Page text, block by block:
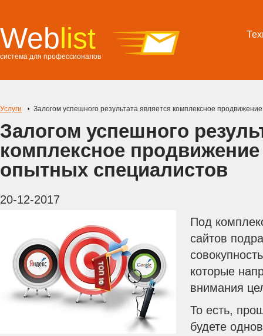
Weblist
система для профессионалов
Услуги Залогом успешного результата является комплексное
Залогом успешного
комплексное продвижение
опытных специалистов
20-12-2017
Под
сайтов
которые
внимания
То есть,
будете